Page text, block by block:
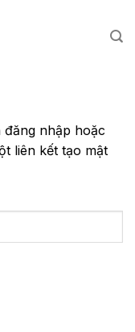
đăng nhập hoặc
liên kết tạo mật